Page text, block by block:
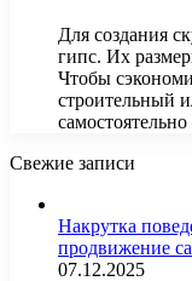
Для создания
гипс. Их
Чтобы
строительный
Свежие записи
Накрутка
продвижение
07.12.2025